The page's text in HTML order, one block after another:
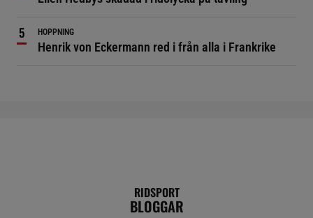
HOPPNING
Henrik von Eckermann red i från alla i Frankrike
RIDSPORT
BLOGGAR